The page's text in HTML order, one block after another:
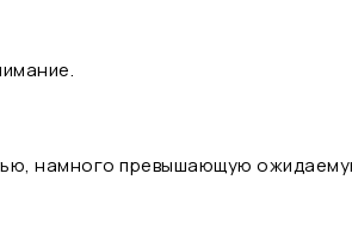
намного превышающую